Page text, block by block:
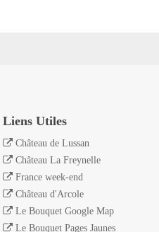
Liens Utiles
Château de Lussan
Château La Freynelle
France week-end
Château d'Arcole
Le Bouquet Google Map
Le Bouquet Pages Jaunes